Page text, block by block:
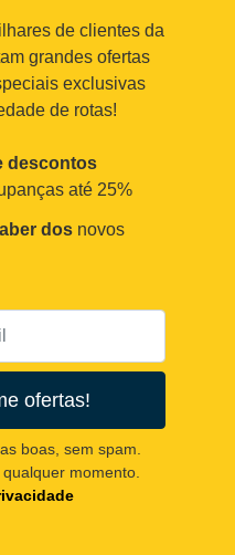
de clientes da
grandes ofertas
exclusivas
de rotas!
descontos
até 25%
dos novos
ofertas!
boas, sem spam.
momento.